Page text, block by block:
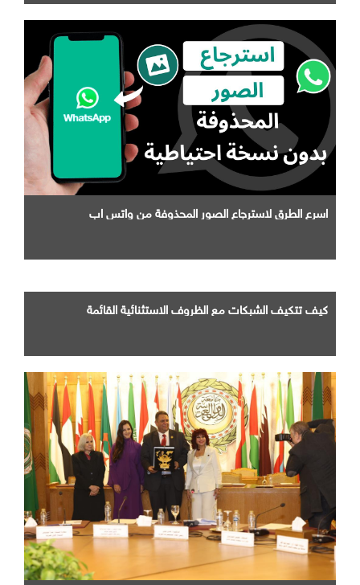
اسرع الطرق لاسترجاع الصور المحذوفة من واتس اب
كيف تتكيف الشبكات مع الظروف الاستثنائية القائمة